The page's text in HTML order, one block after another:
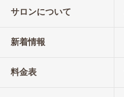
サロンについて
新着情報
料金表